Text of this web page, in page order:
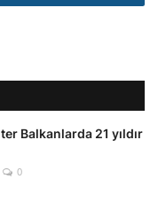
Balkanlarda 21 yıldır
0